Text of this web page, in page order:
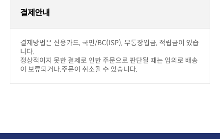
결제안내
니다.
이 보류되거나,주문이 취소될 수 있습니다.